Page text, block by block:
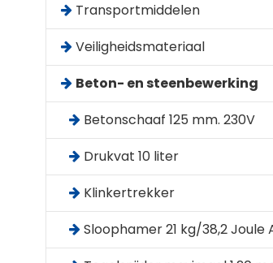
Transportmiddelen
Veiligheidsmateriaal
Beton- en steenbewerking
Betonschaaf 125 mm. 230V
Drukvat 10 liter
Klinkertrekker
Sloophamer 21 kg/38,2 Joule